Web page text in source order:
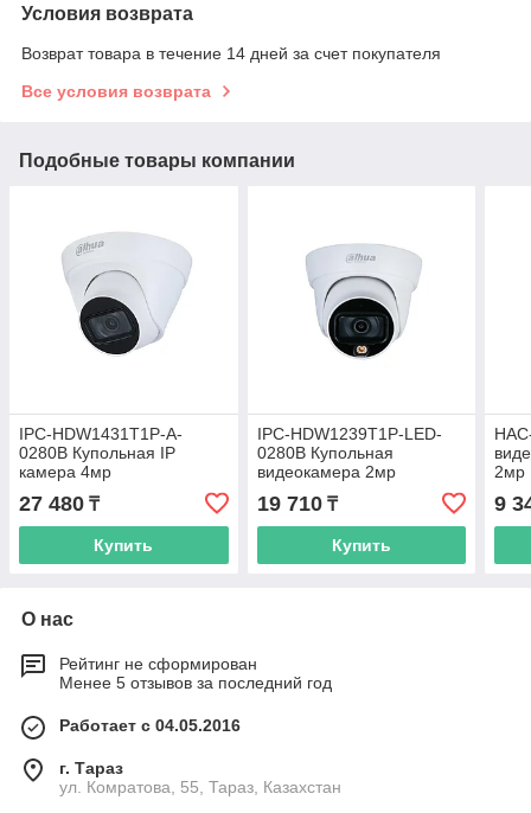
Условия возврата
Возврат товара в течение 14 дней за счет покупателя
Все условия возврата
Подобные товары компании
IPC-HDW1431T1P-A-
0280B Купольная IP
камера 4мр
27 480 ₸
Купить
IPC-HDW1239T1P-LED-
0280B Купольная
видеокамера 2мр
19 710₸
Купить
2мр
9
О нас
Рейтинг не сформирован
Менее 5 отзывов за последний год
Работает с 04.05.2016
г. Тараз
ул. Комратова, 55, Тараз, Казахстан